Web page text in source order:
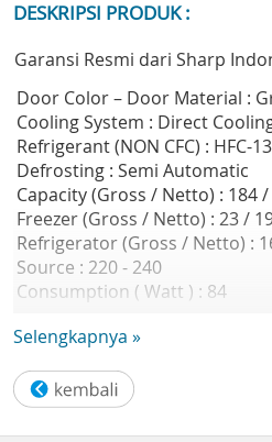
DESKRIPSI PRODUK :
Garansi Resmi dari Sharp
Door Color – Door Material :
Cooling System : Direct
Refrigerant (NON CFC) : HFC-
Defrosting : Semi Automatic
Capacity (Gross / Netto) : 184
Freezer (Gross / Netto) : 23 /
Refrigerator (Gross / Netto) :
Source : 220 - 240
Consumption ( Watt ) : 84
Width : 535
Weight : Nett : 28 Kg
Door : One Door
Selengkapnya »